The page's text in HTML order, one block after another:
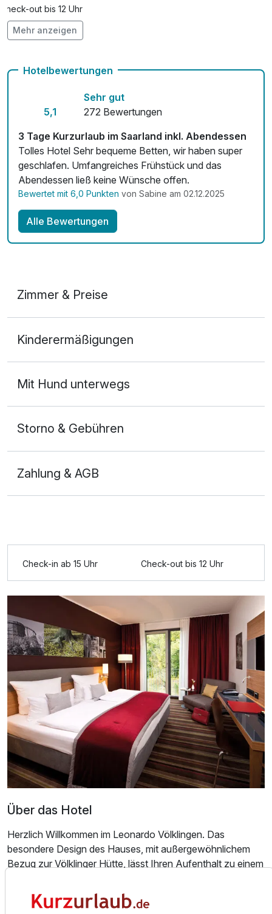
Check-out bis 12 Uhr
Auch vegetarische Speisen
Zimmerservice verfügbar
Mit Hotelbar
Mehr anzeigen
Hotelbewertungen
5,1
Sehr gut
272 Bewertungen
3 Tage Kurzurlaub im Saarland inkl. Abendessen
Tolles Hotel Sehr bequeme Betten, wir haben super
geschlafen. Umfangreiches Frühstück und das
Abendessen ließ keine Wünsche offen.
Bewertet mit 6,0 Punkten von Sabine am 02.12.2025
Alle Bewertungen
Zimmer & Preise
2 Erwachsene
Doppelzimmer zur Einzelnutzung
1 Erwachsenen und 1 Kind
Ausstattung
Kinderermäßigungen
Mit Hund unterwegs
Storno & Gebühren
Zahlung & AGB
Check-in ab 15 Uhr Check-out bis 12 Uhr
Über das Hotel
Herzlich Willkommen im Leonardo Völklingen. Das
besondere Design des Hauses, mit außergewöhnlichem
Bezug zur Völklinger Hütte, lässt Ihren Aufenthalt zu einem
Direkt am Bürgerpark und in unmittelbarer Nähe zur
Völklinger Hütte, zum UNESCO-Weltkulturerbe gehörend,